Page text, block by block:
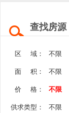
查找房源
区 域： 不限
面 积： 不限
价 格： 不限
供求类型： 不限